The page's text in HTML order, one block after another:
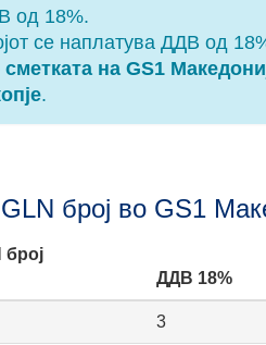
од 18%.
се наплатува ДДВ од
на GS1
.
број во GS1
број
ДДВ 18%
3